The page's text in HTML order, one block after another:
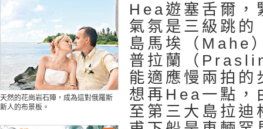
天然的花崗岩石陣，成為這對俄羅斯
新人的布景板。
Hea遊塞舌爾，
氣氛是三級跳的
島馬埃（Mahe
普拉蘭（
能適應慢兩拍的
想再Hea一點，
至第三大島拉迪